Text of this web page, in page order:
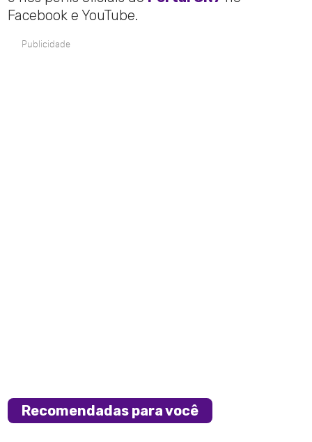
Facebook e YouTube.
Publicidade
Recomendadas para você